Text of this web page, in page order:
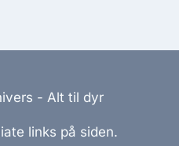
- Alt til dyr
links på siden.